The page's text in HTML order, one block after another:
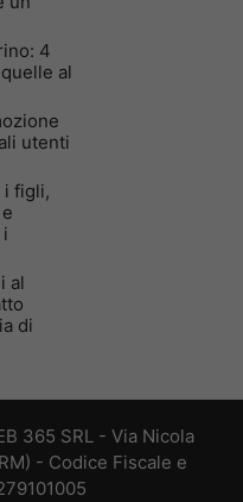
4
al
utenti
i figli,
al
di
365 SRL - Via Nicola
- Codice Fiscale e